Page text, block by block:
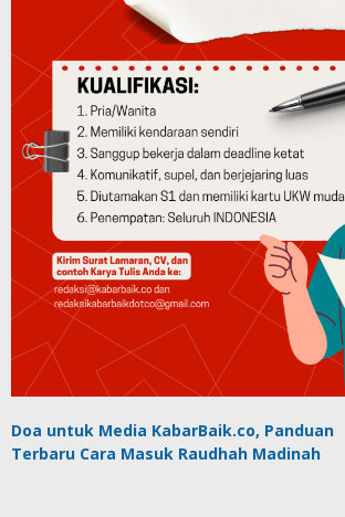
Doa untuk Media KabarBaik.co, Panduan
Terbaru Cara Masuk Raudhah Madinah